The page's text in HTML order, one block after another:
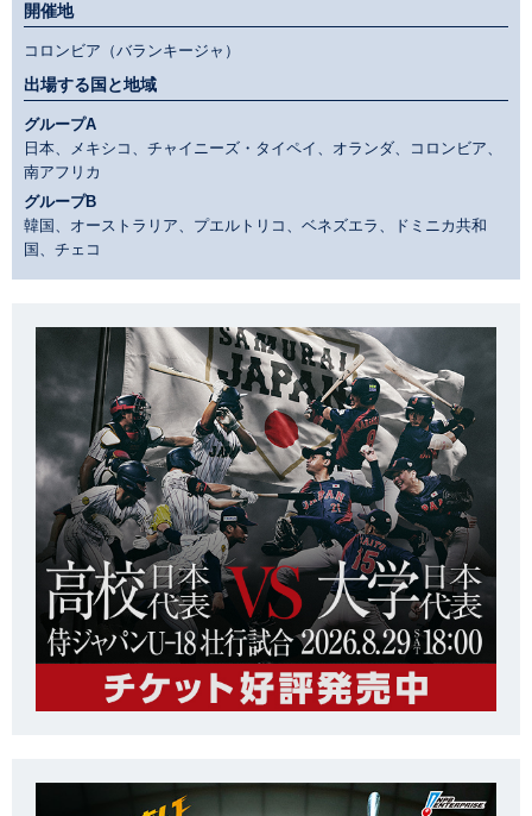
開催地
コロンビア（バランキージャ）
出場する国と地域
グループA
日本、メキシコ、チャイニーズ・タイペイ、オランダ、コロンビア、
南アフリカ
グループB
韓国、オーストラリア、プエルトリコ、ベネズエラ、ドミニカ共和
国、チェコ